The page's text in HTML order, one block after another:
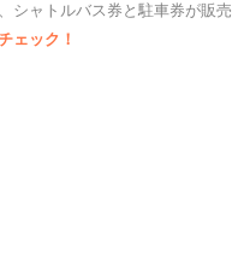
シャトルバス券と駐車券が販売
ェック！